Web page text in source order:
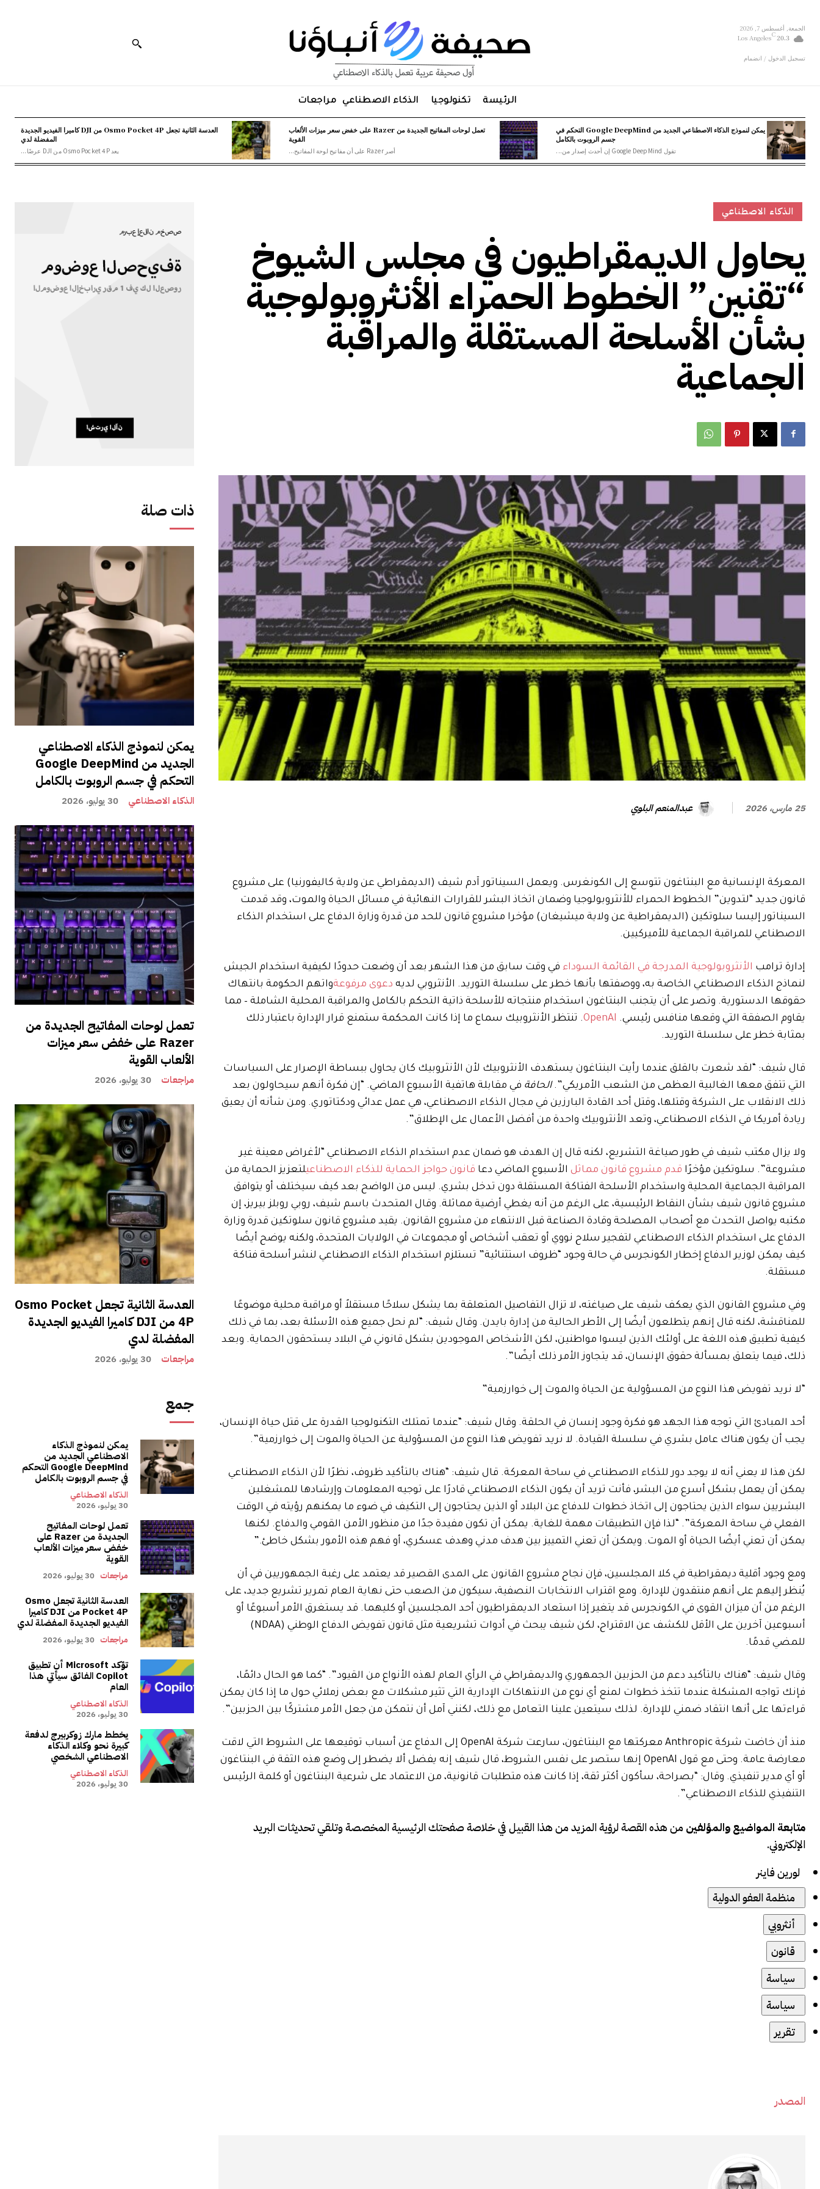
الجمعة, أغسطس 7, 2026
20.3
C
Los Angeles
تسجيل الدخول / انضمام
الرئيسة تكنولوجيا الذكاء الاصطناعي مراجعات
يمكن لنموذج الذكاء الاصطناعي الجديد من Google DeepMind التحكم في
جسم الروبوت بالكامل
تقول Google DeepMind إن أحدث إصدار من...
تعمل لوحات المفاتيح الجديدة من Razer على خفض سعر ميزات الألعاب
القوية
أصر Razer على أن مفاتيح لوحة المفاتيح...
العدسة الثانية تجعل Osmo Pocket 4P من DJI كاميرا الفيديو الجديدة
المفضلة لدي
يعد Osmo Pocket 4P من DJI عرضًا...
ذات صلة
يمكن لنموذج الذكاء الاصطناعي
الجديد من Google DeepMind
التحكم في جسم الروبوت بالكامل
الذكاء الاصطناعي 30 يوليو، 2026
تعمل لوحات المفاتيح الجديدة من
Razer على خفض سعر ميزات
الألعاب القوية
مراجعات 30 يوليو، 2026
العدسة الثانية تجعل Osmo Pocket
4P من DJI كاميرا الفيديو الجديدة
المفضلة لدي
مراجعات 30 يوليو، 2026
جمع
يمكن لنموذج الذكاء
الاصطناعي الجديد من
Google DeepMind التحكم
في جسم الروبوت بالكامل
الذكاء الاصطناعي
30 يوليو، 2026
تعمل لوحات المفاتيح
الجديدة من Razer على
خفض سعر ميزات الألعاب
القوية
مراجعات 30 يوليو، 2026
العدسة الثانية تجعل Osmo
Pocket 4P من DJI كاميرا
الفيديو الجديدة المفضلة لدي
مراجعات 30 يوليو، 2026
تؤكد Microsoft أن تطبيق
Copilot الفائق سيأتي هذا
العام
الذكاء الاصطناعي
30 يوليو، 2026
يخطط مارك زوكربيرج لدفعة
كبيرة نحو وكلاء الذكاء
الاصطناعي الشخصي
الذكاء الاصطناعي
30 يوليو، 2026
الذكاء الاصطناعي
يحاول الديمقراطيون في مجلس الشيوخ
“تقنين” الخطوط الحمراء الأنثروبولوجية
بشأن الأسلحة المستقلة والمراقبة
الجماعية
25 مارس، 2026 عبدالمنعم البلوي
المعركة الإنسانية مع البنتاغون تتوسع إلى الكونغرس. ويعمل السيناتور آدم شيف (الديمقراطي عن ولاية كاليفورنيا) على مشروع
قانون جديد “لتدوين” الخطوط الحمراء للأنثروبولوجيا وضمان اتخاذ البشر للقرارات النهائية في مسائل الحياة والموت، وقد قدمت
السيناتور إليسا سلوتكين (الديمقراطية عن ولاية ميشيغان) مؤخرا مشروع قانون للحد من قدرة وزارة الدفاع على استخدام الذكاء
الاصطناعي للمراقبة الجماعية للأميركيين.
إدارة ترامب الأنثروبولوجية المدرجة في القائمة السوداء في وقت سابق من هذا الشهر بعد أن وضعت حدودًا لكيفية استخدام الجيش
لنماذج الذكاء الاصطناعي الخاصة به، ووصفتها بأنها خطر على سلسلة التوريد. الأنثروبي لديه دعوى مرفوعةواتهم الحكومة بانتهاك
حقوقها الدستورية. وتصر على أن يتجنب البنتاغون استخدام منتجاته للأسلحة ذاتية التحكم بالكامل والمراقبة المحلية الشاملة – مما
يقاوم الصفقة التي وقعها منافس رئيسي. OpenAI. تنتظر الأنثروبيك سماع ما إذا كانت المحكمة ستمنع قرار الإدارة باعتبار ذلك
بمثابة خطر على سلسلة التوريد.
قال شيف: “لقد شعرت بالقلق عندما رأيت البنتاغون يستهدف الأنثروبيك لأن الأنثروبيك كان يحاول ببساطة الإصرار على السياسات
التي تتفق معها الغالبية العظمى من الشعب الأمريكي”.الحافة في مقابلة هاتفية الأسبوع الماضي. “إن فكرة أنهم سيحاولون بعد
ذلك الانقلاب على الشركة وقتلها، وقتل أحد القادة البارزين في مجال الذكاء الاصطناعي، هي عمل عدائي ودكتاتوري. ومن شأنه أن يعيق
ريادة أمريكا في الذكاء الاصطناعي، وتعد الأنثروبيك واحدة من أفضل الأعمال على الإطلاق”.
ولا يزال مكتب شيف في طور صياغة التشريع، لكنه قال إن الهدف هو ضمان عدم استخدام الذكاء الاصطناعي “لأغراض معينة غير
مشروعة”. سلوتكين مؤخرًا قدم مشروع قانون مماثل الأسبوع الماضي دعا قانون حواجز الحماية للذكاء الاصطناعيلتعزيز الحماية من
المراقبة الجماعية المحلية واستخدام الأسلحة الفتاكة المستقلة دون تدخل بشري. ليس من الواضح بعد كيف سيختلف أو يتوافق
مشروع قانون شيف بشأن النقاط الرئيسية، على الرغم من أنه يغطي أرضية مماثلة. وقال المتحدث باسم شيف، روبي روبلز بيريز، إن
مكتبه يواصل التحدث مع أصحاب المصلحة وقادة الصناعة قبل الانتهاء من مشروع القانون. يقيد مشروع قانون سلوتكين قدرة وزارة
الدفاع على استخدام الذكاء الاصطناعي لتفجير سلاح نووي أو تعقب أشخاص أو مجموعات في الولايات المتحدة، ولكنه يوضح أيضًا
كيف يمكن لوزير الدفاع إخطار الكونجرس في حالة وجود “ظروف استثنائية” تستلزم استخدام الذكاء الاصطناعي لنشر أسلحة فتاكة
مستقلة.
وفي مشروع القانون الذي يعكف شيف على صياغته، لا تزال التفاصيل المتعلقة بما يشكل سلاحًا مستقلاً أو مراقبة محلية موضوعًا
للمناقشة، لكنه قال إنهم يتطلعون أيضًا إلى الأطر الحالية من إدارة بايدن. وقال شيف: “لم نحل جميع هذه الأسئلة بعد، بما في ذلك
كيفية تطبيق هذه اللغة على أولئك الذين ليسوا مواطنين، لكن الأشخاص الموجودين بشكل قانوني في البلاد يستحقون الحماية. وبعد
ذلك، فيما يتعلق بمسألة حقوق الإنسان، قد يتجاوز الأمر ذلك أيضًا”.
“لا نريد تفويض هذا النوع من المسؤولية عن الحياة والموت إلى خوارزمية”
أحد المبادئ التي توجه هذا الجهد هو فكرة وجود إنسان في الحلقة. وقال شيف: “عندما تمتلك التكنولوجيا القدرة على قتل حياة الإنسان،
يجب أن يكون هناك عامل بشري في سلسلة القيادة. لا نريد تفويض هذا النوع من المسؤولية عن الحياة والموت إلى خوارزمية”.
لكن هذا لا يعني أنه لا يوجد دور للذكاء الاصطناعي في ساحة المعركة. قال شيف: “هناك بالتأكيد ظروف، نظرًا لأن الذكاء الاصطناعي
يمكن أن يعمل بشكل أسرع من البشر، فأنت تريد أن يكون الذكاء الاصطناعي قادرًا على توجيه المعلومات وإرشادها للمشغلين
البشريين سواء الذين يحتاجون إلى اتخاذ خطوات للدفاع عن البلاد أو الذين يحتاجون إلى التكيف في ضوء ما يمكنهم رؤيته في الوقت
الفعلي في ساحة المعركة”. “لذا فإن التطبيقات مهمة للغاية. يمكن أن تكون مفيدة جدًا من منظور الأمن القومي والدفاع. لكنها
يمكن أن تعني أيضًا الحياة أو الموت. ويمكن أن تعني التمييز بين هدف مدني وهدف عسكري، أو فهم هذه الأمور بشكل خاطئ.”
ومع وجود أقلية ديمقراطية في كلا المجلسين، فإن نجاح مشروع القانون على المدى القصير قد يعتمد على رغبة الجمهوريين في أن
يُنظر إليهم على أنهم منتقدون للإدارة. ومع اقتراب الانتخابات النصفية، سيكون من الصعب حتى نهاية العام تمرير تشريع جديد، على
الرغم من أن ميزان القوى في الكونجرس قد يتغير إذا استعاد الديمقراطيون أحد المجلسين أو كليهما. قد يستغرق الأمر أسبوعًا أو
أسبوعين آخرين على الأقل للكشف عن الاقتراح، لكن شيف يبحث في أدوات تشريعية مثل قانون تفويض الدفاع الوطني (NDAA)
للمضي قدمًا.
وقال شيف: “هناك بالتأكيد دعم من الحزبين الجمهوري والديمقراطي في الرأي العام لهذه الأنواع من القيود”. “كما هو الحال دائمًا،
فإنك تواجه المشكلة عندما تتخذ خطوات لمنع أي نوع من الانتهاكات الإدارية التي تثير مشكلات مع بعض زملائي حول ما إذا كان يمكن
قراءتها على أنها انتقاد ضمني للإدارة. لذلك سيتعين علينا التعامل مع ذلك، لكنني آمل أن نتمكن من جعل الأمر مشتركًا بين الحزبين”.
منذ أن خاضت شركة Anthropic معركتها مع البنتاغون، سارعت شركة OpenAI إلى الدفاع عن أسباب توقيعها على الشروط التي لاقت
معارضة عامة. وحتى مع قول OpenAI إنها ستصر على نفس الشروط، قال شيف إنه يفضل ألا يضطر إلى وضع هذه الثقة في البنتاغون
أو أي مدير تنفيذي. وقال: “بصراحة، سأكون أكثر ثقة، إذا كانت هذه متطلبات قانونية، من الاعتماد على شرعية البنتاغون أو كلمة الرئيس
التنفيذي للذكاء الاصطناعي”.
متابعة المواضيع والمؤلفينمن هذه القصة لرؤية المزيد من هذا القبيل في خلاصة صفحتك الرئيسية المخصصة وتلقي تحديثات البريد
الإلكتروني.
لورين فاينر
منظمة العفو الدولية
أنثروبي
قانون
سياسة
سياسة
تقرير
المصدر